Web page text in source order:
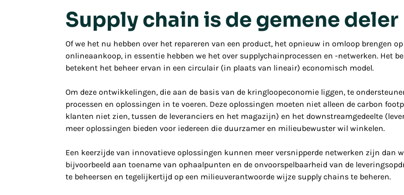
Supply chain is de gemene deler
Of we het nu hebben over het repareren van een product, het opnieuw in omloop brengen
onlineaankoop, in essentie hebben we het over supplychainprocessen en -netwerken. Het
betekent het beheer ervan in een circulair (in plaats van lineair) economisch model.
Om deze ontwikkelingen, die aan de basis van de kringloopeconomie liggen, te
processen en oplossingen in te voeren. Deze oplossingen moeten niet alleen de carbon
klanten niet zien, tussen de leveranciers en het magazijn) en het downstreamgedeelte
meer oplossingen bieden voor iedereen die duurzamer en milieubewuster wil winkelen.
Een keerzijde van innovatieve oplossingen kunnen meer versnipperde netwerken zijn dan
bijvoorbeeld aan toename van ophaalpunten en de onvoorspelbaarheid van de
te beheersen en tegelijkertijd op een milieuverantwoorde wijze supply chains te beheren.